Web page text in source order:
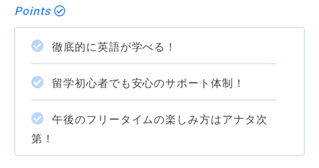
Points
徹底的に英語が学べる！
留学初心者でも安心のサポート体制！
午後のフリータイムの楽しみ方はアナタ次
第！